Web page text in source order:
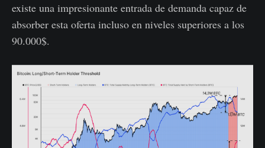
existe una impresionante entrada de demanda capaz de
absorber esta oferta incluso en niveles superiores a los
90.000$.